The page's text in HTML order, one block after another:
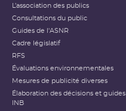
L’association des publics
Consultations du public
Guides de l'ASNR
Cadre législatif
RFS
Évaluations environnementales
Mesures de publicité diverses
Élaboration des décisions et guides
INB